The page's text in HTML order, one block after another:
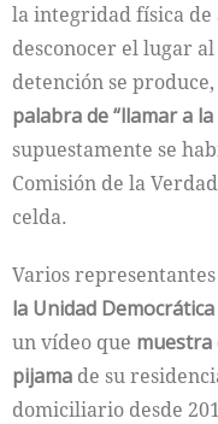
la integridad física de
desconocer el lugar
detención se
palabra de “llamar a la
supuestamente se
Comisión de la
celda.
Varios
la Unidad Democrática
un vídeo que muestra
pijama de su
domiciliario desde